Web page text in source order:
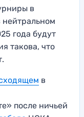
в
года будут
такова, что
в
после ничьей